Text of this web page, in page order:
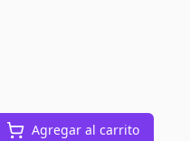
Agregar al carrito